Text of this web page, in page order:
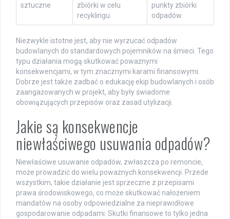
sztuczne
zbiórki w celu
recyklingu.
punkty zbiórki
odpadów.
Niezwykle istotne jest, aby nie wyrzucać odpadów
budowlanych do standardowych pojemników na śmieci. Tego
typu działania mogą skutkować poważnymi
konsekwencjami, w tym znacznymi karami finansowymi.
Dobrze jest także zadbać o edukację ekip budowlanych i osób
zaangażowanych w projekt, aby były świadome
obowiązujących przepisów oraz zasad utylizacji.
Jakie są konsekwencje
niewłaściwego usuwania odpadów?
Niewłaściwe usuwanie odpadów, zwłaszcza po remoncie,
może prowadzić do wielu poważnych konsekwencji. Przede
wszystkim, takie działanie jest sprzeczne z przepisami
prawa środowiskowego, co może skutkować nałożeniem
mandatów na osoby odpowiedzialne za nieprawidłowe
gospodarowanie odpadami. Skutki finansowe to tylko jedna